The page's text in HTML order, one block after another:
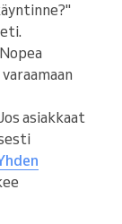
Nopea
asiakkaat